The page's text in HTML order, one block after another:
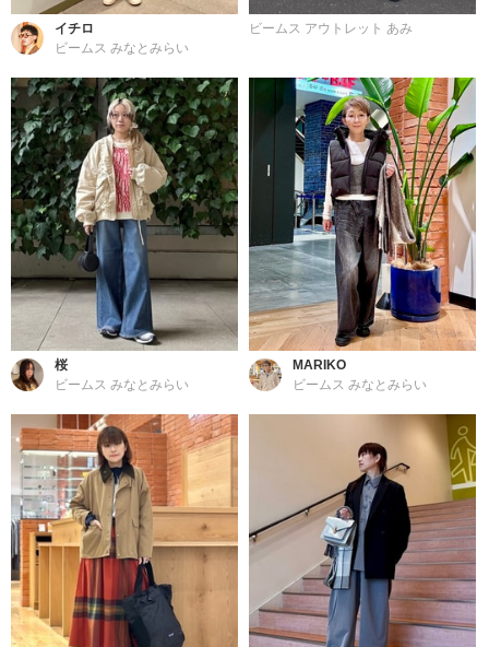
イチロ
ビームス みなとみらい
ビームス アウトレット あみ
桜
ビームス みなとみらい
MARIKO
ビームス みなとみらい